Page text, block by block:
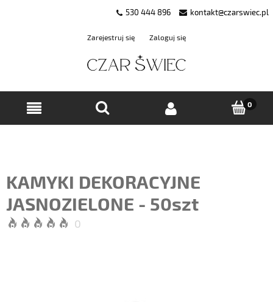
530 444 896 kontakt@czarswiec.pl
Zarejestruj się Zaloguj się
KAMYKI DEKORACYJNE
JASNOZIELONE - 50szt
0